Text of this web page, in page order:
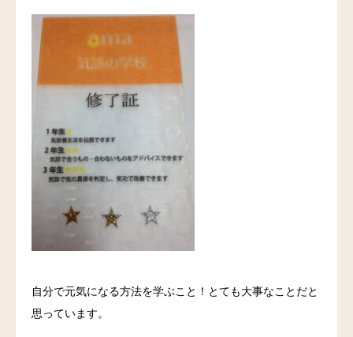
自分で元気になる方法を学ぶこと！とても大事なことだと
思っています。